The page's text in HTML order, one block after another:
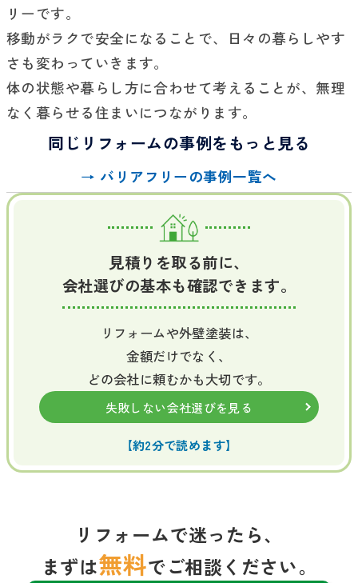
リーです。
移動がラクで安全になることで、日々の暮らしやす
さも変わっていきます。
体の状態や暮らし方に合わせて考えることが、無理
なく暮らせる住まいにつながります。
同じリフォームの事例をもっと見る
→ バリアフリーの事例一覧へ
見積りを取る前に、
会社選びの基本も確認できます。
リフォームや外壁塗装は、
金額だけでなく、
どの会社に頼むかも大切です。
失敗しない会社選びを見る
【約2分で読めます】
リフォームで迷ったら、
まずは無料でご相談ください。